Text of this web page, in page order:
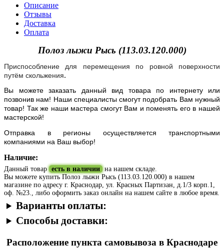
Описание
Отзывы
Доставка
Оплата
Полоз лыжи Рысь (113.03.120.000)
Приспособление для перемещения по ровной поверхности
путём скольжения.
Вы можете заказать данный вид товара по интернету или
позвонив нам! Наши специалисты смогут подобрать Вам нужный
товар! Так же наши мастера смогут Вам и поменять его в нашей
мастерской!
Отправка в регионы осуществляется транспортными
компаниями на Ваш выбор!
Наличие:
Данный товар есть в наличии на нашем складе.
Вы можете купить Полоз лыжи Рысь (113.03.120.000) в нашем
магазине по адресу г. Краснодар, ул. Красных Партизан, д.1/3 корп.1,
оф. №23., либо оформить заказ онлайн на нашем сайте в любое время.
Варианты оплаты:
Способы доставки:
Расположение пункта самовывоза в Краснодаре